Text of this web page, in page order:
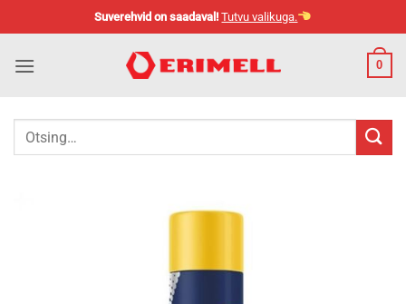
to
content
Suverehvid on saadaval! Tutvu valikuga.
0
Otsi: